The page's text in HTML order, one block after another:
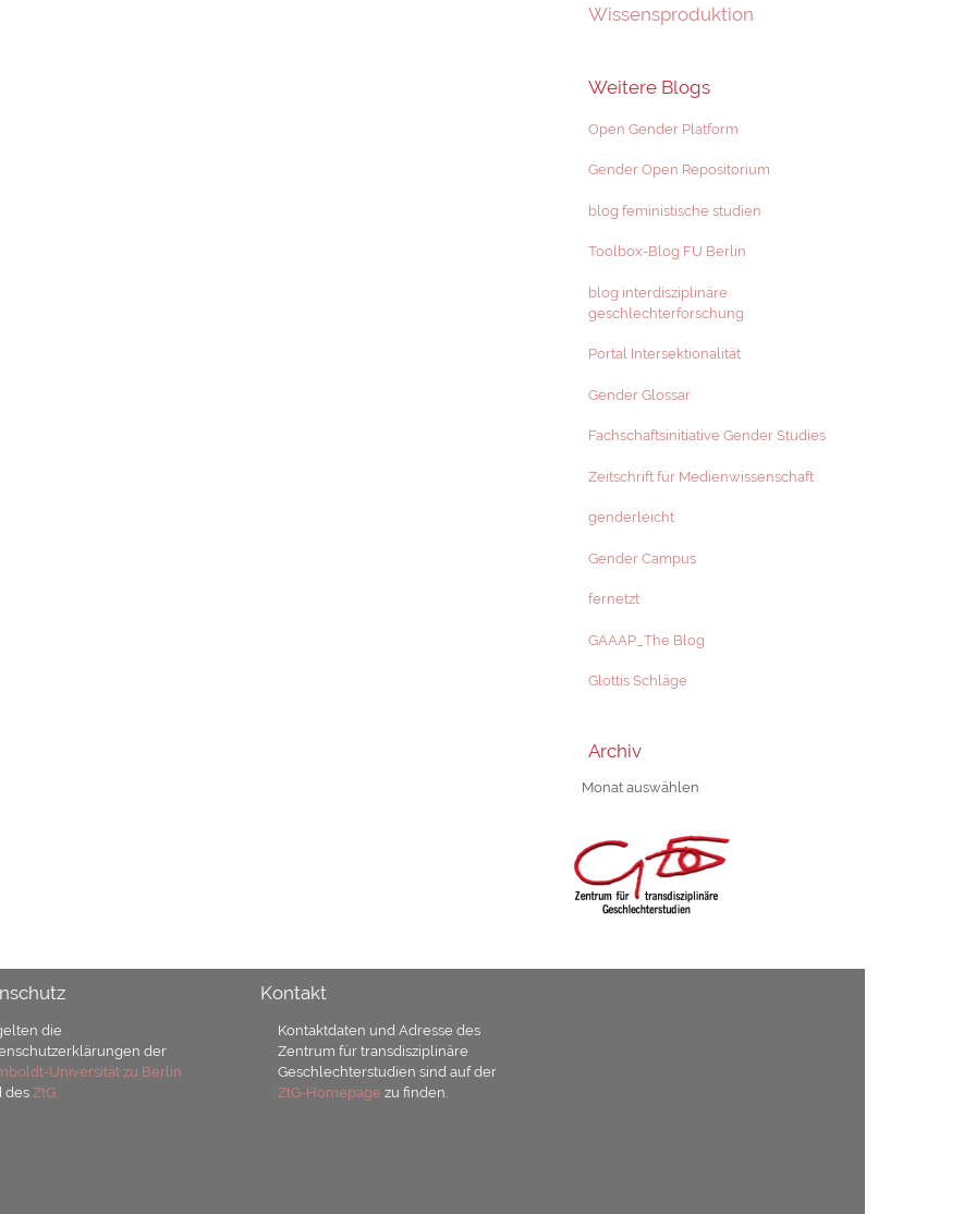
Wissensproduktion
Weitere Blogs
Open Gender Platform
Gender Open Repositorium
blog feministische studien
Toolbox-Blog FU Berlin
blog interdisziplinäre
geschlechterforschung
Portal Intersektionalität
Gender Glossar
Fachschaftsinitiative Gender Studies
Zeitschrift für Medienwissenschaft
genderleicht
Gender Campus
fernetzt
GAAAP_The Blog
Glottis Schläge
Archiv
Archiv
die
der
Universität zu Berlin
desZtG.
Kontakt
Kontaktdaten und Adresse des
Zentrum für transdisziplinäre
Geschlechterstudien sind auf der
ZtG-Homepagezu finden.